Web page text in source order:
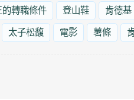
的轉職條件 登山鞋 肯德基
太子松馥 電影 薯條